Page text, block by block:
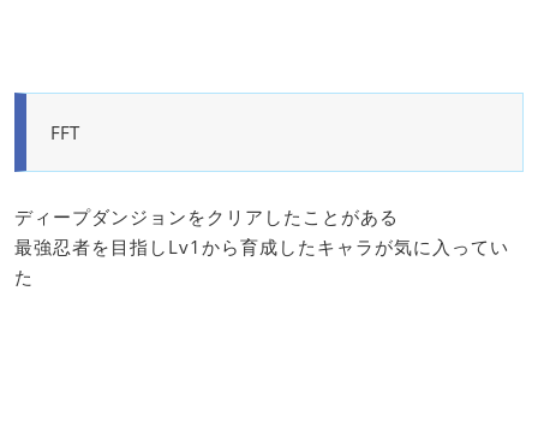
FFT
ディープダンジョンをクリアしたことがある
最強忍者を目指しLv1から育成したキャラが気に入ってい
た